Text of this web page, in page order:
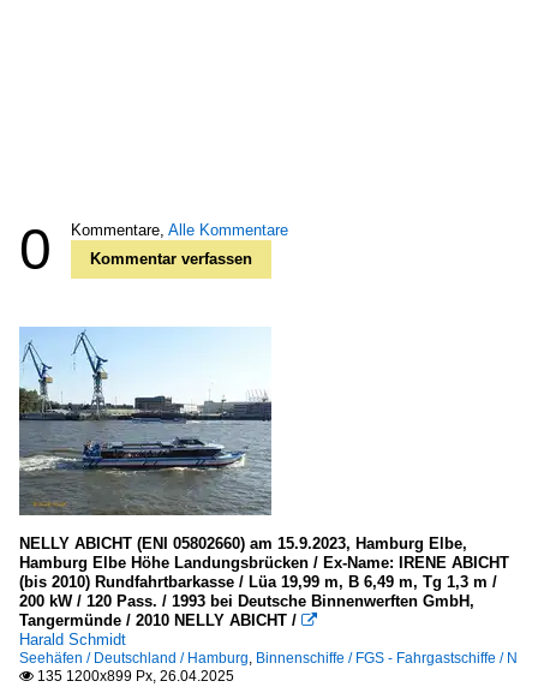
0 Kommentare, Alle Kommentare
Kommentar verfassen
NELLY ABICHT (ENI 05802660) am 15.9.2023, Hamburg Elbe,
Hamburg Elbe Höhe Landungsbrücken / Ex-Name: IRENE ABICHT
(bis 2010) Rundfahrtbarkasse / Lüa 19,99 m, B 6,49 m, Tg 1,3 m /
200 kW / 120 Pass. / 1993 bei Deutsche Binnenwerften GmbH,
Tangermünde / 2010 NELLY ABICHT / 
Harald Schmidt
Seehäfen / Deutschland / Hamburg, Binnenschiffe / FGS - Fahrgastschiffe / N
 135 1200x899 Px, 26.04.2025